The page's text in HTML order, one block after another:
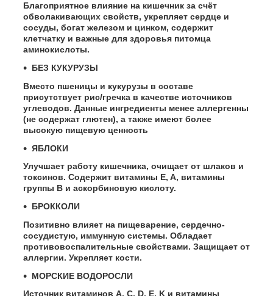
Благоприятное влияние на кишечник за счёт
обволакивающих свойств, укрепляет сердце и
сосуды, богат железом и цинком, содержит
клетчатку и важные для здоровья питомца
аминокислоты.
БЕЗ КУКУРУЗЫ
Вместо пшеницы и кукурузы в составе
присутствует рис/гречка в качестве источников
углеводов. Данные ингредиенты менее аллергенны
(не содержат глютен), а также имеют более
высокую пищевую ценность
ЯБЛОКИ
Улучшает работу кишечника, очищает от шлаков и
токсинов. Содержит витамины E, A, витамины
группы B и аскорбиновую кислоту.
БРОККОЛИ
Позитивно влияет на пищеварение, сердечно-
сосудистую, иммунную системы. Обладает
противовоспалительные свойствами. Защищает от
аллергии. Укрепляет кости.
МОРСКИЕ ВОДОРОСЛИ
Источник витаминов А, С, D, E, K и витамины